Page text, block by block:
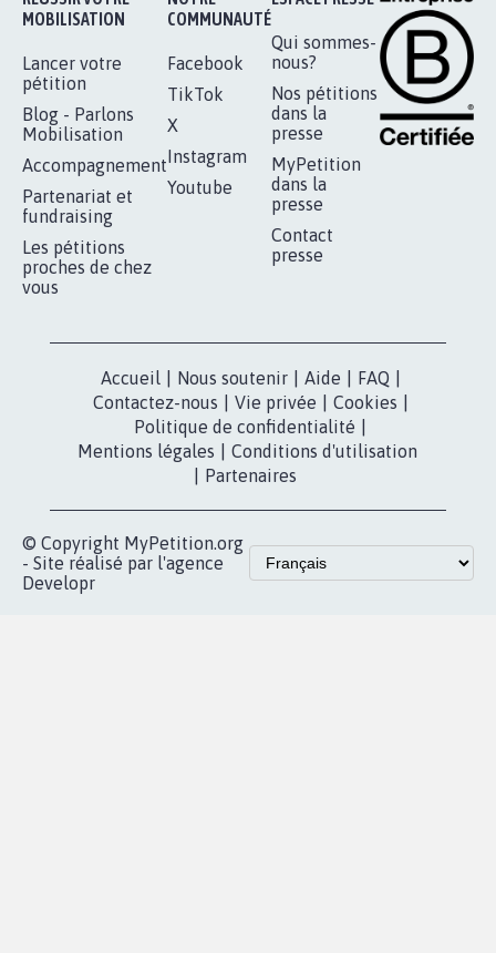
MOBILISATION
Lancer votre
pétition
Blog - Parlons
Mobilisation
Accompagnement
Partenariat et
fundraising
Les pétitions
proches de chez
vous
COMMUNAUTÉ
Facebook
TikTok
X
Instagram
Youtube
Qui sommes-
nous?
Nos pétitions
dans la
presse
MyPetition
dans la
presse
Contact
presse
Accueil Nous soutenir Aide FAQ
Contactez-nous
Vie privée Cookies
Politique de confidentialité
Mentions légales
Conditions d'utilisation
Partenaires
© Copyright MyPetition.org
- Site réalisé par l'agence
Developr